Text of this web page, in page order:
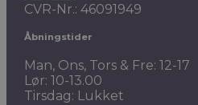
CVR-Nr.: 46091949
Åbningstider
Man, Ons, Tors & Fre: 12-17
Lør: 10-13.00
Tirsdag: Lukket